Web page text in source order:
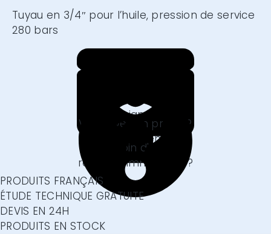
Tuyau en 3/4″ pour l’huile, pression de service
280 bars
Besoin d'un conseil
ou renseignement ?
Nous écrire
Vous avez un projet ?
Faites-nous en part.
VOTRE DEVIS EN 1 CLIC
Obtenir un devis
Besoin d'une
réponse immédiate ?
FOIRE AUX QUESTIONS
En savoir plus
PRODUITS FRANÇAIS
ÉTUDE TECHNIQUE GRATUITE
DEVIS EN 24H
PRODUITS EN STOCK